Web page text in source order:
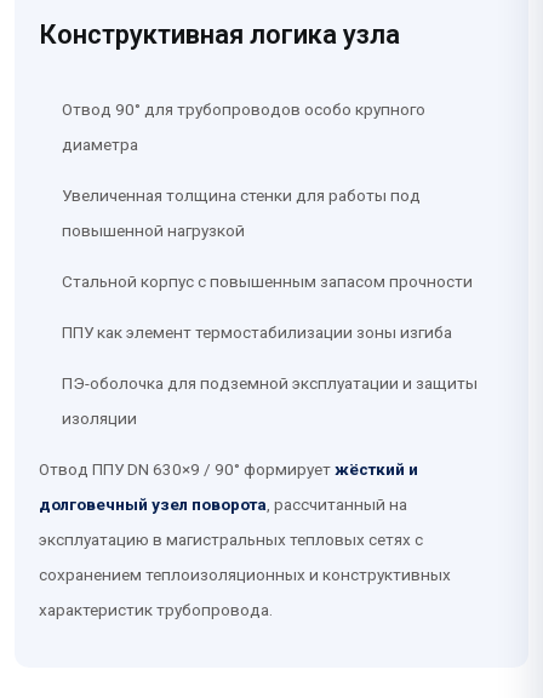
Конструктивная логика узла
Отвод 90° для трубопроводов особо крупного
диаметра
Увеличенная толщина стенки для работы под
повышенной нагрузкой
Стальной корпус с повышенным запасом прочности
ППУ как элемент термостабилизации зоны изгиба
ПЭ-оболочка для подземной эксплуатации и защиты
изоляции
Отвод ППУ DN 630×9 / 90° формируетжёсткий и
долговечный узел поворота, рассчитанный на
эксплуатацию в магистральных тепловых сетях с
сохранением теплоизоляционных и конструктивных
характеристик трубопровода.